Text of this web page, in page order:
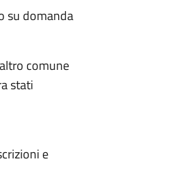
su domanda
comune
stati
e